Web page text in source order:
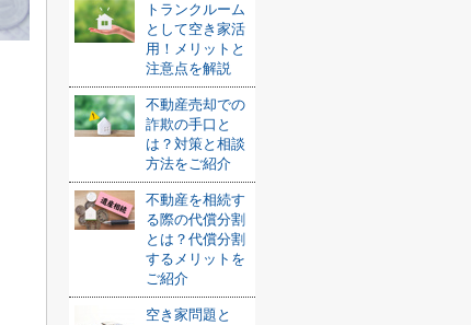
トランクルーム
として空き家活
用！メリットと
注意点を解説
不動産売却での
詐欺の手口と
は？対策と相談
方法をご紹介
不動産を相続す
る際の代償分割
とは？代償分割
するメリットを
ご紹介
空き家問題と